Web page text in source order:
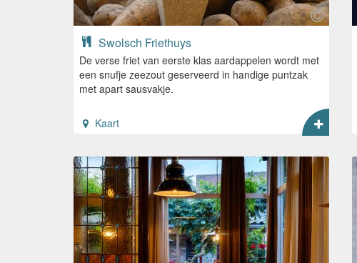
Swolsch Friethuys
De verse friet van eerste klas aardappelen wordt met
een snufje zeezout geserveerd in handige puntzak
met apart sausvakje.
Kaart